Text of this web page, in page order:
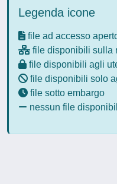
Legenda icone
file ad accesso
file disponibili sulla
file disponibili agli
file disponibili solo
file sotto embargo
nessun file